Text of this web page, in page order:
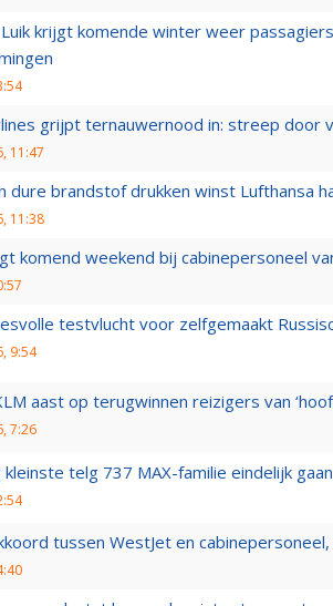
krijgt komende winter weer
grijpt ternauwernood in: streep door
11:47
dure brandstof drukken winst Lufthansa
11:38
komend weekend bij cabinepersoneel
testvlucht voor zelfgemaakt
9:54
aast op terugwinnen reizigers van
7:26
kleinste telg 737 MAX-familie eindelijk
tussen WestJet en